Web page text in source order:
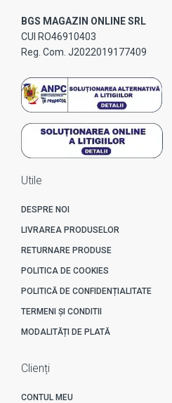
BGS MAGAZIN ONLINE SRL
CUI RO46910403
Reg. Com. J2022019177409
Utile
DESPRE NOI
LIVRAREA PRODUSELOR
RETURNARE PRODUSE
POLITICA DE COOKIES
POLITICĂ DE CONFIDENȚIALITATE
TERMENI ȘI CONDITII
MODALITĂȚI DE PLATĂ
Clienți
CONTUL MEU